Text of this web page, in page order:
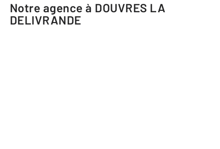
Notre agence à DOUVRES LA
DELIVRANDE